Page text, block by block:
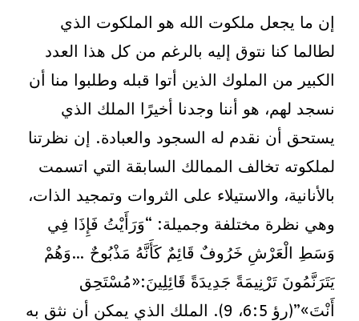
إن ما يجعل ملكوت الله هو الملكوت الذي
لطالما كنا نتوق إليه بالرغم من كل هذا العدد
الكبير من الملوك الذين أتوا قبله وطلبوا منا أن
نسجد لهم، هو أننا وجدنا أخيرًا الملك الذي
يستحق أن نقدم له السجود والعبادة. إن نظرتنا
لملكوته تخالف الممالك السابقة التي اتسمت
بالأنانية، والاستيلاء على الثروات وتمجيد الذات،
وهي نظرة مختلفة وجميلة: “وَرَأَيْتُ فَإِذَا فِي
وَسَطِ الْعَرْشِ خَرُوفٌ قَائِمٌ كَأَنَّهُ مَذْبُوحٌ …وَهُمْ
يَتَرَنَّمُونَ تَرْنِيمَةً جَدِيدَةً قَائِلِينَ:«مُسْتَحِق
أَنْتَ»”(رؤ 6:5، 9). الملك الذي يمكن أن نثق به